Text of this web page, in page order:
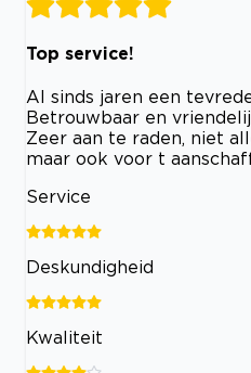
Top service!
Al sinds jaren een
Betrouwbaar en
Zeer aan te raden, niet
maar ook voor t
Service
Deskundigheid
Kwaliteit